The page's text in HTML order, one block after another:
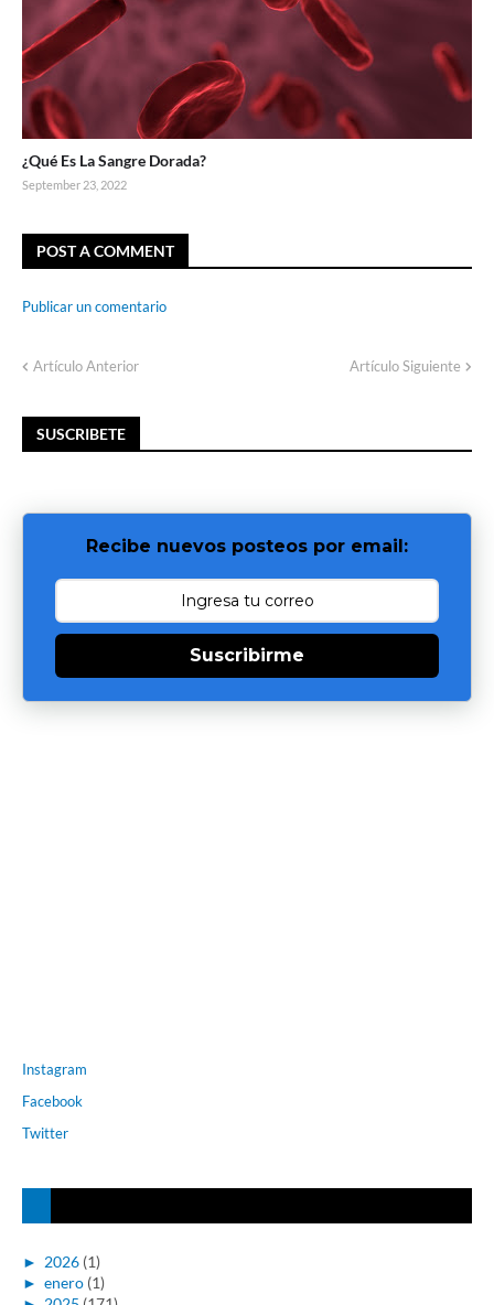
¿Qué Es La Sangre Dorada?
September 23, 2022
POST A COMMENT
Publicar un comentario
Artículo Anterior Artículo Siguiente
SUSCRIBETE
Recibe nuevos posteos por email:
Suscribirme
Instagram
Facebook
Twitter
► 2026 (1)
► enero (1)